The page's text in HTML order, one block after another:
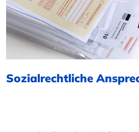
Sozialrechtliche